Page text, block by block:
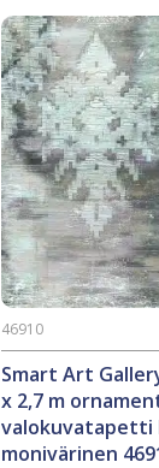
Smart Art
x 2,7 m
valokuvatapetti
monivärinen
46910